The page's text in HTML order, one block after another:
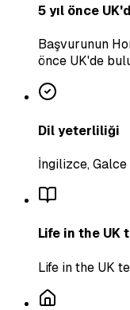
5 yıl önce
Başvurunun
önce UK'de
Dil yeterliliği
İngilizce,
Life in the UK
Life in the UK